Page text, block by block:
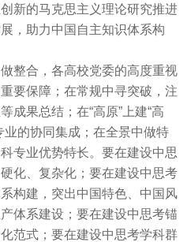
新的马克思主义理论研究推进
，助力中国自主知识体系构
整合，各高校党委的高度重视
要保障；在常规中寻突破，注
成果总结；在“高原”上建“高
业的协同集成；在全景中做特
专业优势特长。要在建设中思
化、复杂化；要在建设中思考
构建，突出中国特色、中国风
体系建设；要在建设中思考锚
范式；要在建设中思考学科群